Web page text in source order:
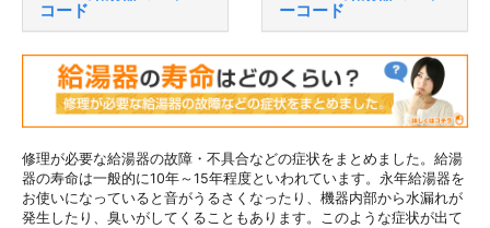
コード
ーコード
修理が必要な給湯器の故障・不具合などの症状をまとめました。給湯
器の寿命は一般的に10年～15年程度といわれています。永年給湯器を
お使いになっていると音がうるさくなったり、機器内部から水漏れが
発生したり、臭いがしてくることもあります。このような症状が出て